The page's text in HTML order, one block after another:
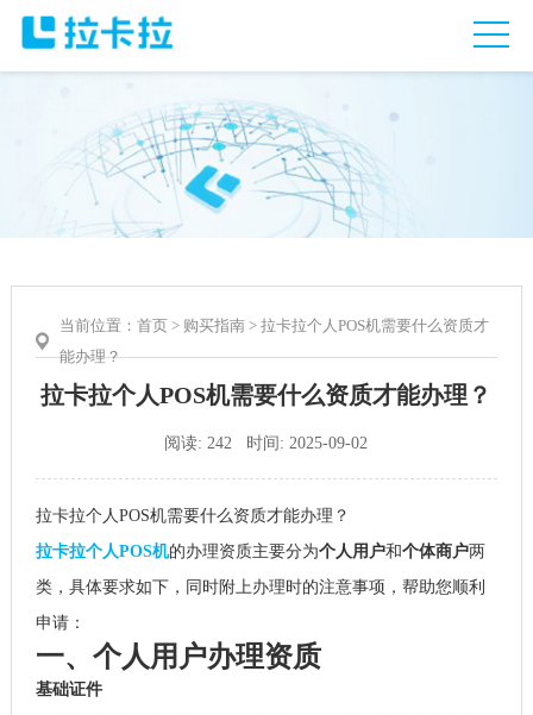
当前位置： 首页> 购买指南> 拉卡拉个人POS机需要什么资质才
能办理？
拉卡拉个人POS机需要什么资质才能办理？
阅读: 242 时间: 2025-09-02
拉卡拉个人POS机需要什么资质才能办理 ？
拉卡拉个人POS机的办理资质主要分为个人用户和个体商户两
类，具体要求如下，同时附上办理时的注意事项，帮助您顺利
申请：
一、个人用户办理资质
基础证件